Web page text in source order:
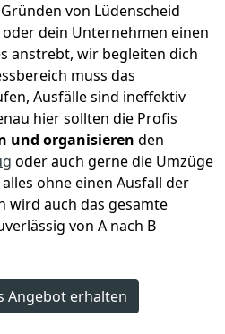
von Lüdenscheid
dein Unternehmen einen
anstrebt, wir begleiten dich
muss das
Ausfälle sind ineffektiv
hier sollten die Profis
und organisieren den
oder auch gerne die Umzüge
ohne einen Ausfall der
auch das gesamte
von A nach B
Angebot erhalten